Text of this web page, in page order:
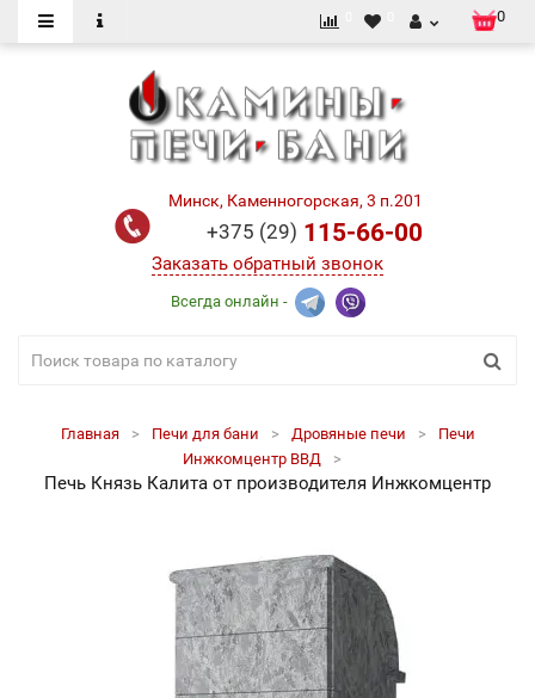
0
Минск, Каменногорская, 3 п.201
+375 (29) 115-66-00
Заказать обратный звонок
Всегда онлайн -
Главная Печи для бани Дровяные печи
Печи
Инжкомцентр ВВД
Печь Князь Калита от производителя Инжкомцентр